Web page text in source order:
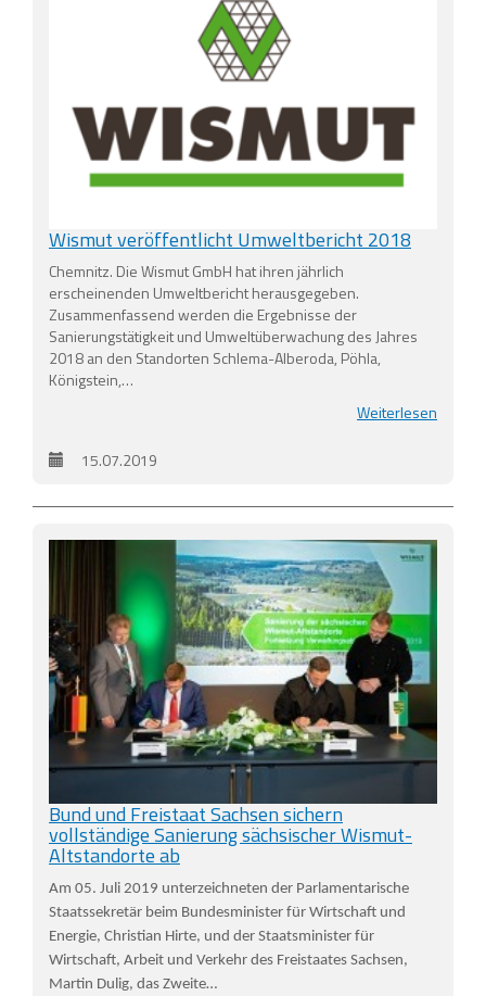
Wismut veröffentlicht Umweltbericht 2018
Chemnitz. Die Wismut GmbH hat ihren jährlich
erscheinenden Umweltbericht herausgegeben.
Zusammenfassend werden die Ergebnisse der
Sanierungstätigkeit und Umweltüberwachung des Jahres
2018 an den Standorten Schlema-Alberoda, Pöhla,
Königstein,…
Weiterlesen
15.07.2019
Bund und Freistaat Sachsen sichern
vollständige Sanierung sächsischer Wismut-
Altstandorte ab
Am 05. Juli 2019 unterzeichneten der Parlamentarische
Staatssekretär beim Bundesminister für Wirtschaft und
Energie, Christian Hirte, und der Staatsminister für
Wirtschaft, Arbeit und Verkehr des Freistaates Sachsen,
Martin Dulig, das Zweite…